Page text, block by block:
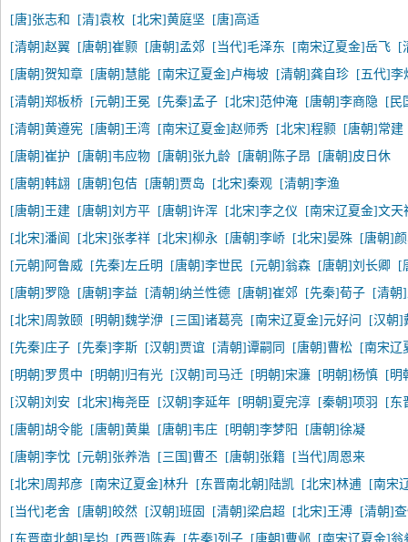
[唐]张志和
[清]袁枚 [北宋]黄庭坚
[唐]高适
[清朝]赵翼
[唐朝]崔颢 [唐朝]孟郊 [当代]毛泽东 [南宋辽夏金]岳飞
[
[唐朝]贺知章
[唐朝]慧能 [南宋辽夏金]卢梅坡 [清朝]龚自珍
[五代]李
[清朝]郑板桥
[元朝]王冕 [先秦]孟子 [北宋]范仲淹 [唐朝]李商隐
[民
[清朝]黄遵宪
[唐朝]王湾 [南宋辽夏金]赵师秀 [北宋]程颢
[唐朝]常建
[唐朝]崔护
[唐朝]韦应物 [唐朝]张九龄 [唐朝]陈子昂
[唐朝]皮日休
[唐朝]韩翃
[唐朝]包佶 [唐朝]贾岛 [北宋]秦观
[清朝]李渔
[唐朝]王建
[唐朝]刘方平 [唐朝]许浑 [北宋]李之仪
[南宋辽夏金]文天
[北宋]潘阆
[北宋]张孝祥 [北宋]柳永 [唐朝]李峤 [北宋]晏殊
[唐朝]
[元朝]阿鲁威
[先秦]左丘明 [唐朝]李世民 [元朝]翁森 [唐朝]刘长卿
[
[唐朝]罗隐
[唐朝]李益 [清朝]纳兰性德 [唐朝]崔郊 [先秦]荀子
[清朝
[北宋]周敦颐
[明朝]魏学洢 [三国]诸葛亮 [南宋辽夏金]元好问
[汉朝]
[先秦]庄子
[先秦]李斯 [汉朝]贾谊 [清朝]谭嗣同 [唐朝]曹松
[南宋辽
[明朝]罗贯中
[明朝]归有光 [汉朝]司马迁 [明朝]宋濂 [明朝]杨慎
[明
[汉朝]刘安
[北宋]梅尧臣 [汉朝]李延年 [明朝]夏完淳 [秦朝]项羽
[东
[唐朝]胡令能
[唐朝]黄巢 [唐朝]韦庄 [明朝]李梦阳
[唐朝]徐凝
[唐朝]李忱
[元朝]张养浩 [三国]曹丕 [唐朝]张籍
[当代]周恩来
[北宋]周邦彦
[南宋辽夏金]林升 [东晋南北朝]陆凯 [北宋]林逋
[南宋
[当代]老舍
[唐朝]皎然 [汉朝]班固 [清朝]梁启超 [北宋]王溥
[清朝]
[东晋南北朝]吴均
[西晋]陈寿 [先秦]列子 [唐朝]曹邺
[南宋辽夏金]翁